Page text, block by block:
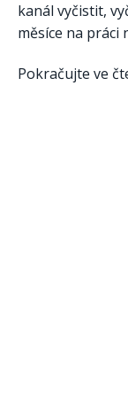
kanál vyčistit,
měsíce na práci
Pokračujte ve